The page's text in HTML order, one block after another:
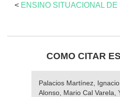
< ENSINO SITUACIONAL DE
COMO CITAR
Palacios Martínez,
Alonso, Mario Cal Varela,